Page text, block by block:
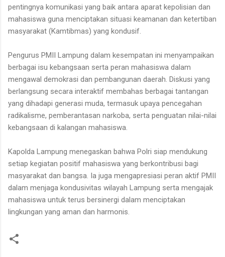
pentingnya komunikasi yang baik antara aparat kepolisian dan
mahasiswa guna menciptakan situasi keamanan dan ketertiban
masyarakat (Kamtibmas) yang kondusif.
Pengurus PMII Lampung dalam kesempatan ini menyampaikan
berbagai isu kebangsaan serta peran mahasiswa dalam
mengawal demokrasi dan pembangunan daerah. Diskusi yang
berlangsung secara interaktif membahas berbagai tantangan
yang dihadapi generasi muda, termasuk upaya pencegahan
radikalisme, pemberantasan narkoba, serta penguatan nilai-nilai
kebangsaan di kalangan mahasiswa.
Kapolda Lampung menegaskan bahwa Polri siap mendukung
setiap kegiatan positif mahasiswa yang berkontribusi bagi
masyarakat dan bangsa. Ia juga mengapresiasi peran aktif PMII
dalam menjaga kondusivitas wilayah Lampung serta mengajak
mahasiswa untuk terus bersinergi dalam menciptakan
lingkungan yang aman dan harmonis.